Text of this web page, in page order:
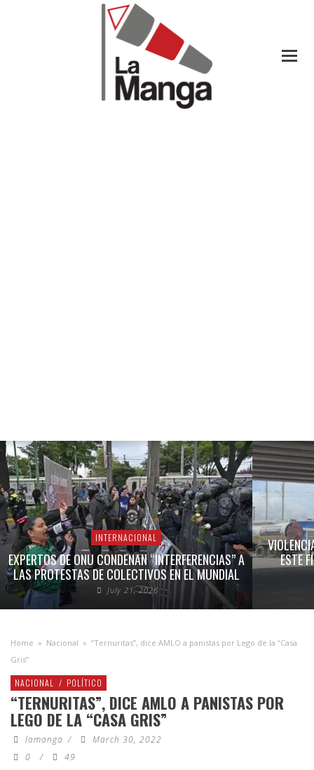
INTERNACIONAL
EXPERTOS DE ONU CONDENAN “INTERFERENCIAS” A
LAS PROTESTAS DE COLECTIVOS EN EL MUNDIAL
July 21, 2026
ESTE
Home » Nacional » “Ternuritas”, dice AMLO a panistas por Lego de la “Casa
Gris”
NACIONAL / POLÍTICO
“TERNURITAS”, DICE AMLO A PANISTAS POR
LEGO DE LA “CASA GRIS”
lamanga /
March 30, 2022
0
/ 49